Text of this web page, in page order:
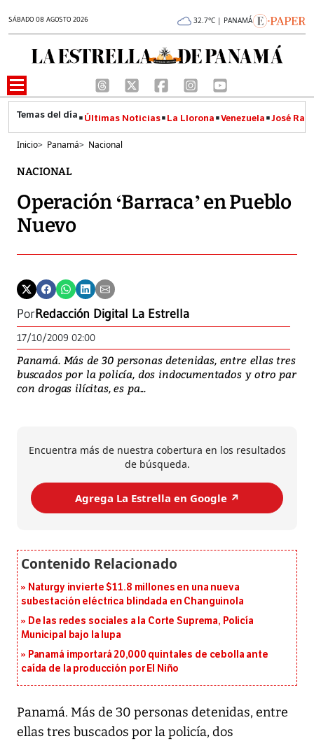
SÁBADO 08 AGOSTO 2026 32.7°C | PANAMÁ
Últimas Noticias La Llorona Venezuela José
Inicio> Panamá> Nacional
NACIONAL
Operación ‘Barraca’ en Pueblo
Nuevo
PorRedacción Digital La Estrella
17/10/2009 02:00
Panamá. Más de 30 personas detenidas, entre ellas tres
buscados por la policía, dos indocumentados y otro par
con drogas ilícitas, es pa...
Encuentra más de nuestra cobertura en los resultados
de búsqueda.
Agrega La Estrella en Google ↗️
Naturgy invierte $11.8 millones en una nueva
subestación eléctrica blindada en Changuinola
De las redes sociales a la Corte Suprema, Policía
Municipal bajo la lupa
Panamá importará 20,000 quintales de cebolla ante
caída de la producción por El Niño
Panamá. Más de 30 personas detenidas, entre
ellas tres buscados por la policía, dos